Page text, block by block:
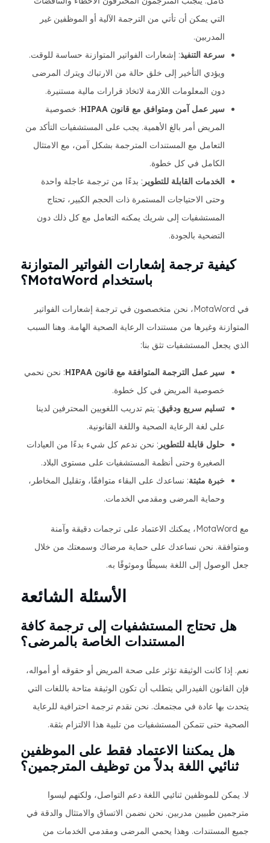
التي يمكن أن تأتي من الترجمة الآلية أو الموظفين غير
المدربين.
سرعة التنفيذ: إشعارات الفواتير المتوازنة حساسة للوقت.
ويؤدي التأخير إلى خلق حالة من الارتباك ويترك المرضى
دون المعلومات اللازمة لاتخاذ قرارات مالية مستنيرة.
سير عمل آمن ومتوافق مع قانون HIPAA
: خصوصية
المريض أمر بالغ الأهمية. يجب على المستشفيات التأكد من
التعامل مع المستندات المترجمة بشكل آمن، مع الامتثال
الكامل في كل خطوة.
الخدمات القابلة للتطوير : بدءًا من ترجمة عاجلة واحدة
وحتى الاحتياجات المستمرة ذات الحجم الكبير، تحتاج
المستشفيات إلى شريك يمكنه التعامل مع كل ذلك دون
التضحية بالجودة.
كيفية ترجمة إشعارات الفواتير المتوازنة
باستخدام MotaWord؟
في MotaWord، نحن متخصصون في ترجمة إشعارات الفواتير
المتوازنة وغيرها من مستندات الرعاية الصحية الهامة. وهنا السبب
الذي يجعل المستشفيات تثق بنا:
سير عمل الترجمة المتوافقة مع قانون HIPAA
: نحن نحمي
خصوصية المريض في كل خطوة.
تسليم سريع ودقيق: يتم تدريب اللغويين المحترفين لدينا
على لغة الرعاية الصحية واللغة القانونية.
حلول قابلة للتطوير : نحن ندعم كل شيء بدءًا من العيادات
الصغيرة وحتى أنظمة المستشفيات على مستوى البلاد.
خبرة مثبتة: نساعدك على البقاء متوافقًا، وتقليل المخاطر،
وحماية المرضى ومقدمي الخدمات.
مع MotaWord، يمكنك الاعتماد على ترجمات دقيقة وآمنة
ومتوافقة. نحن نساعدك على حماية مرضاك وسمعتك من خلال
جعل الوصول إلى اللغة بسيطًا وموثوقًا به.
الأسئلة الشائعة
هل تحتاج المستشفيات إلى ترجمة كافة
المستندات الخاصة بالمرضى؟
نعم. إذا كانت الوثيقة تؤثر على صحة المريض أو حقوقه أو أمواله،
فإن القانون الفيدرالي يتطلب أن تكون الوثيقة متاحة باللغات التي
يتحدث بها عادة في مجتمعك. نحن نقدم ترجمة احترافية للرعاية
الصحية حتى تتمكن المستشفيات من تلبية هذا الالتزام بثقة.
هل يمكننا الاعتماد فقط على الموظفين
ثنائيي اللغة بدلاً من توظيف المترجمين؟
لا. يمكن للموظفين ثنائيي اللغة دعم التواصل، ولكنهم ليسوا
مترجمين طبيين مدربين. نحن نضمن الاتساق والامتثال والدقة في
جميع المستندات. وهذا يحمي المرضى ومقدمي الخدمات من